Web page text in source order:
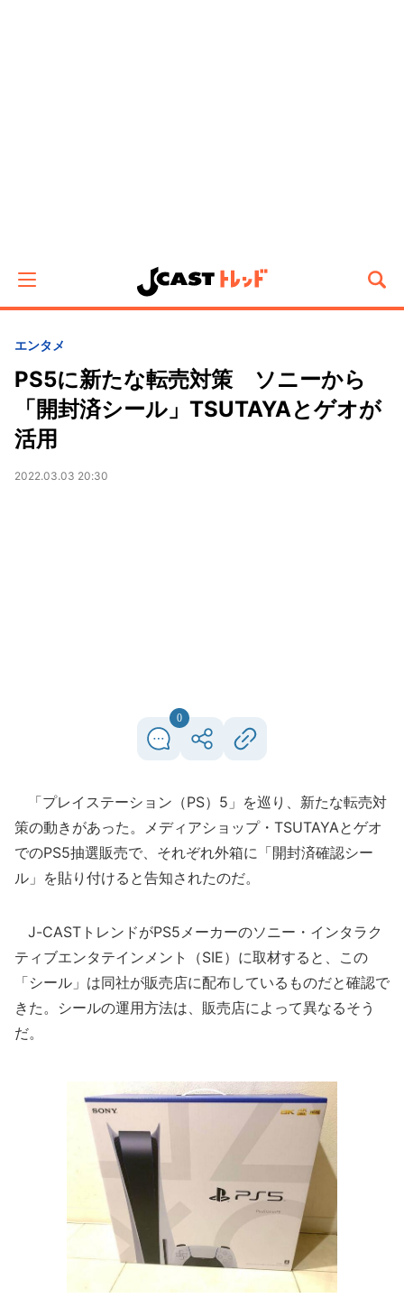
エンタメ
PS5に新たな転売対策 ソニーから
「開封済シール」TSUTAYAとゲオが
活用
2022.03.03 20:30
0
「プレイステーション（PS）5」を巡り、新たな転売対
策の動きがあった。メディアショップ・TSUTAYAとゲオ
でのPS5抽選販売で、それぞれ外箱に「開封済確認シー
ル」を貼り付けると告知されたのだ。
J-CASTトレンドがPS5メーカーのソニー・インタラク
ティブエンタテインメント（SIE）に取材すると、この
「シール」は同社が販売店に配布しているものだと確認で
きた。シールの運用方法は、販売店によって異なるそう
だ。